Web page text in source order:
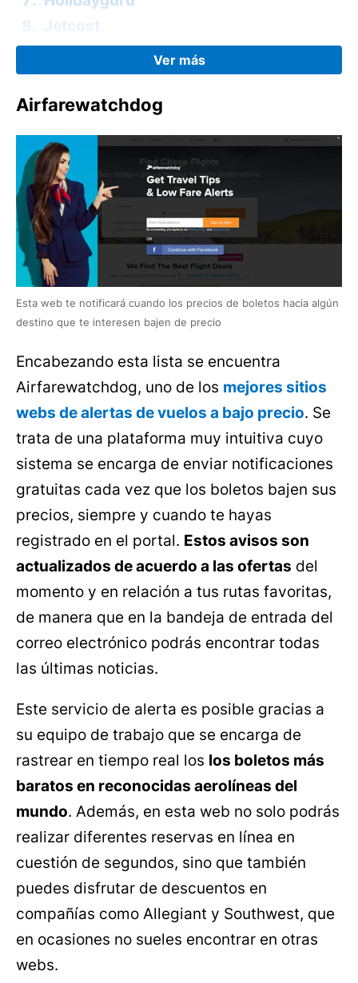
Jetcost
Aviasales
Kayak
Recomendaciones para encontrar
Airfarewatchdog
Esta web te notificará cuando los precios de boletos hacia algún
destino que te interesen bajen de precio
Encabezando esta lista se encuentra
Airfarewatchdog, uno de los mejores sitios
webs de alertas de vuelos a bajo precio. Se
trata de una plataforma muy intuitiva cuyo
sistema se encarga de enviar notificaciones
gratuitas cada vez que los boletos bajen sus
precios, siempre y cuando te hayas
registrado en el portal. Estos avisos son
actualizados de acuerdo a las ofertas del
momento y en relación a tus rutas favoritas,
de manera que en la bandeja de entrada del
correo electrónico podrás encontrar todas
las últimas noticias.
Este servicio de alerta es posible gracias a
su equipo de trabajo que se encarga de
rastrear en tiempo real los los boletos más
baratos en reconocidas aerolíneas del
mundo. Además, en esta web no solo podrás
realizar diferentes reservas en línea en
cuestión de segundos, sino que también
puedes disfrutar de descuentos en
compañías como Allegiant y Southwest, que
en ocasiones no sueles encontrar en otras
webs.